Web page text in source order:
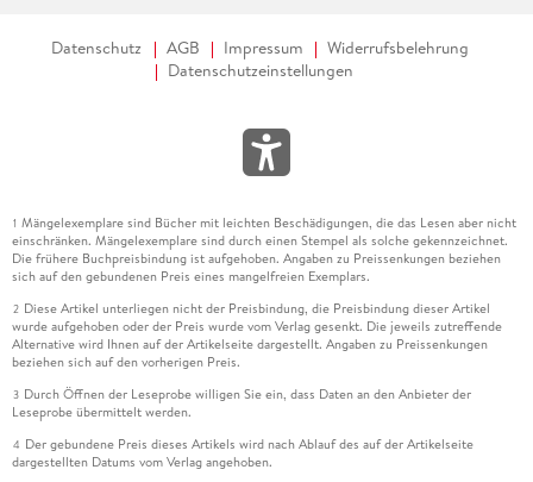
Unscharfe Kanten freistellen . . . 184
Komplexe Objekte umfärben . . . 191
6. Freistellen . . . 196
Eine Box mit Pfad freistellen . . . 198
Vom Pfad zu Auswahl und Maske . . . 201
Schattenwurf simulieren . . . 205
Datenschutz AGB Impressum
Widerrufsbelehrung
Datenschutzeinstellungen
1 Mängelexemplare sind Bücher mit leichten Beschädigungen, die das Lesen aber nicht
einschränken. Mängelexemplare sind durch einen Stempel als solche gekennzeichnet.
Die frühere Buchpreisbindung ist aufgehoben. Angaben zu Preissenkungen beziehen
sich auf den gebundenen Preis eines mangelfreien Exemplars.
2 Diese Artikel unterliegen nicht der Preisbindung, die Preisbindung dieser Artikel
wurde aufgehoben oder der Preis wurde vom Verlag gesenkt. Die jeweils zutreffende
Alternative wird Ihnen auf der Artikelseite dargestellt. Angaben zu Preissenkungen
beziehen sich auf den vorherigen Preis.
3 Durch Öffnen der Leseprobe willigen Sie ein, dass Daten an den Anbieter der
Leseprobe übermittelt werden.
4 Der gebundene Preis dieses Artikels wird nach Ablauf des auf der Artikelseite
dargestellten Datums vom Verlag angehoben.